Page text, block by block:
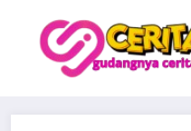
content